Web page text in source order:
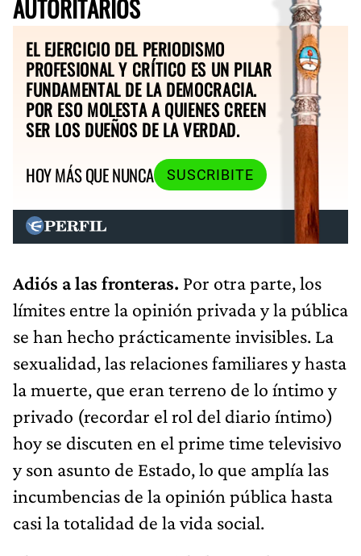
AUTORITARIOS
EL EJERCICIO DEL PERIODISMO
PROFESIONAL Y CRÍTICO ES UN PILAR
FUNDAMENTAL DE LA DEMOCRACIA.
POR ESO MOLESTA A QUIENES CREEN
SER LOS DUEÑOS DE LA VERDAD.
HOY MÁS QUE NUNCA
SUSCRIBITE
Adiós a las fronteras. Por otra parte, los
límites entre la opinión privada y la pública
se han hecho prácticamente invisibles. La
sexualidad, las relaciones familiares y hasta
la muerte, que eran terreno de lo íntimo y
privado (recordar el rol del diario íntimo)
hoy se discuten en el prime time televisivo
y son asunto de Estado, lo que amplía las
incumbencias de la opinión pública hasta
casi la totalidad de la vida social.